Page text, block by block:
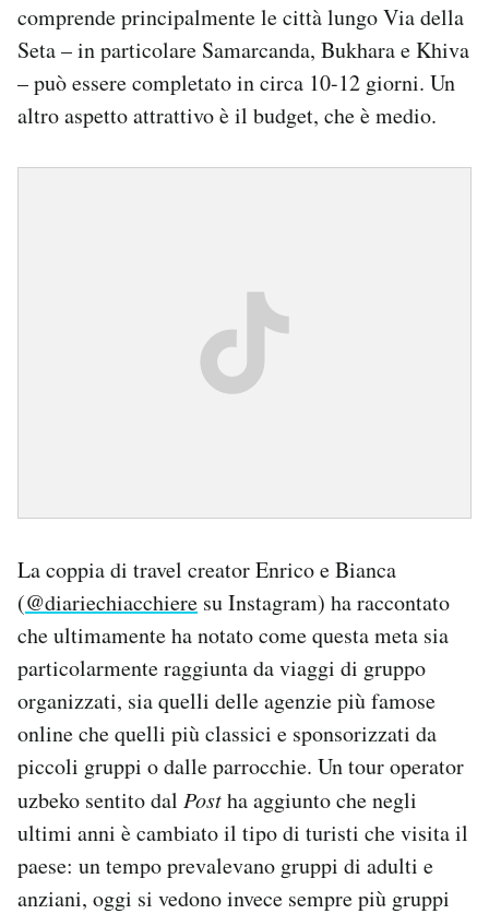
comprende principalmente le città lungo Via della
Seta – in particolare Samarcanda, Bukhara e Khiva
– può essere completato in circa 10-12 giorni. Un
altro aspetto attrattivo è il budget, che è medio.
La coppia di travel creator Enrico e Bianca
(@diariechiacchiere su Instagram) ha raccontato
che ultimamente ha notato come questa meta sia
particolarmente raggiunta da viaggi di gruppo
organizzati, sia quelli delle agenzie più famose
online che quelli più classici e sponsorizzati da
piccoli gruppi o dalle parrocchie. Un tour operator
uzbeko sentito dal Postha aggiunto che negli
ultimi anni è cambiato il tipo di turisti che visita il
paese: un tempo prevalevano gruppi di adulti e
anziani, oggi si vedono invece sempre più gruppi